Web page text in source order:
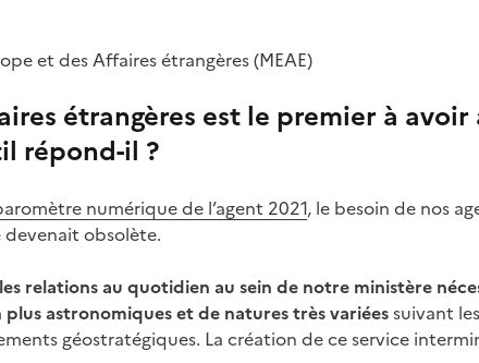
et des Affaires étrangères (MEAE)
étrangères est le premier à
répond-il ?
numérique de l’agent 2021, le besoin de nos
obsolète.
les relations au quotidien au sein de notre ministère
astronomiques et de natures très variéessuivant
géostratégiques. La création de ce service